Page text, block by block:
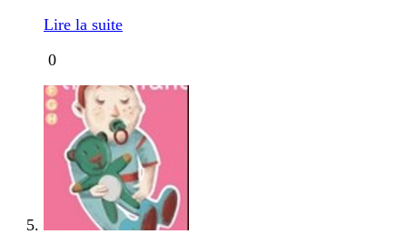
Lire la suite
0